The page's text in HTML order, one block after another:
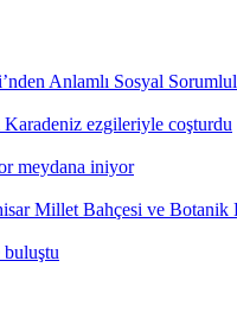
Anlamlı Sosyal
ezgileriyle coşturdu
meydana iniyor
Millet Bahçesi ve Botanik